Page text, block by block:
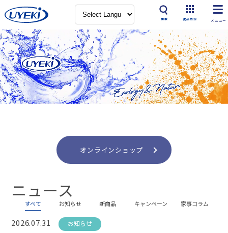
検索 商品情報
オンラインショップ
ニュース
すべて お知らせ 新商品 キャンペーン 家事コラム
2026.07.31 お知らせ